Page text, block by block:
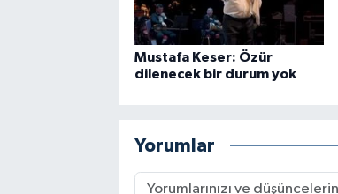
Mustafa Keser: Özür
dilenecek bir durum yok
Yorumlar